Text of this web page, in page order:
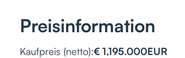
Preisinformation
Kaufpreis (netto):€ 1,195.000EUR